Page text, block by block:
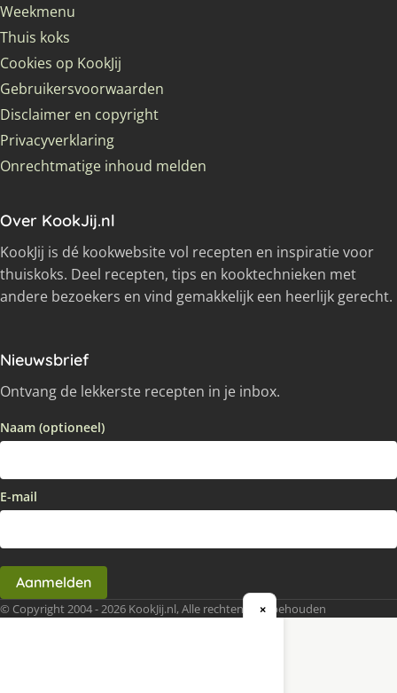
Weekmenu
Thuis koks
Cookies op KookJij
Gebruikersvoorwaarden
Disclaimer en copyright
Privacyverklaring
Onrechtmatige inhoud melden
Over KookJij.nl
KookJij is dé kookwebsite vol recepten en inspiratie voor
thuiskoks. Deel recepten, tips en kooktechnieken met
andere bezoekers en vind gemakkelijk een heerlijk gerecht.
Nieuwsbrief
Ontvang de lekkerste recepten in je inbox.
Naam (optioneel)
E-mail
Aanmelden
© Copyright 2004 - 2026 KookJij.nl, Alle rechten voorbehouden
×